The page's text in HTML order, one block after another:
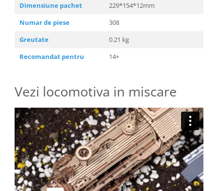
Dimensiune pachet
229*154*12mm
Numar de piese
308
Greutate
0.21 kg
Recomandat pentru
14+
Vezi locomotiva in miscare